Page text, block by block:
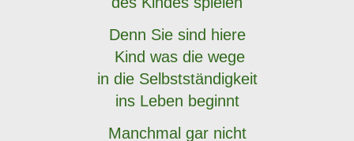
Denn Sie sind hiere
Kind was die wege
in die Selbstständigkeit
ins Leben beginnt
Manchmal gar nicht